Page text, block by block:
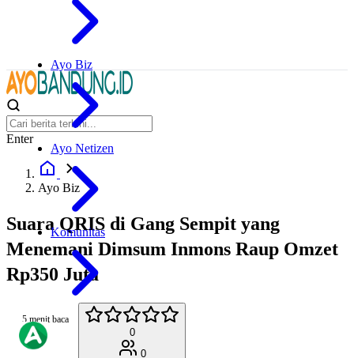
Ayo Biz
Ayo Netizen
Komunitas
Enter
Ayo Biz
Suara QRIS di Gang Sempit yang
Menemani Dimsum Inmons Raup Omzet
Rp350 Juta
5 menit baca
0
0